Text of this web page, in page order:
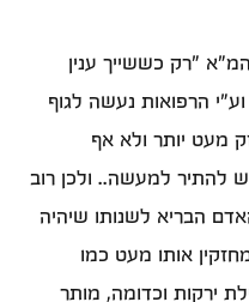
"רק כששייך ענין
הרפואות נעשה לגוף
מעט יותר ולא אף
להתיר למעשה.. ולכן רוב
הבריא לשנותו שיהיה
אותו מעט כמו
ירקות וכדומה, מותר